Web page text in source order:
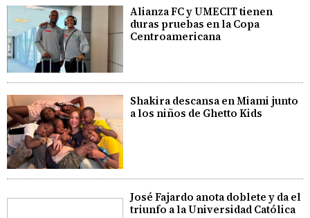
Alianza FC y UMECIT tienen
duras pruebas en la Copa
Centroamericana
Shakira descansa en Miami junto
a los niños de Ghetto Kids
José Fajardo anota doblete y da el
triunfo a la Universidad Católica